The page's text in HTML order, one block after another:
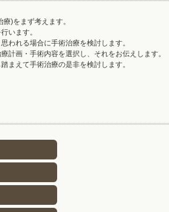
療)をまず考えます。
います。
われる場合に手術治療を検討します。
計画・手術内容を選択し、それをお伝えします。
まえて手術治療の是非を検討します。